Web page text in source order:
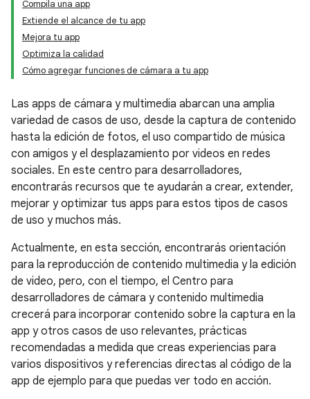
Compila una app
Extiende el alcance de tu app
Mejora tu app
Optimiza la calidad
Cómo agregar funciones de cámara a tu app
Las apps de cámara y multimedia abarcan una amplia
variedad de casos de uso, desde la captura de contenido
hasta la edición de fotos, el uso compartido de música
con amigos y el desplazamiento por videos en redes
sociales. En este centro para desarrolladores,
encontrarás recursos que te ayudarán a crear, extender,
mejorar y optimizar tus apps para estos tipos de casos
de uso y muchos más.
Actualmente, en esta sección, encontrarás orientación
para la reproducción de contenido multimedia y la edición
de video, pero, con el tiempo, el Centro para
desarrolladores de cámara y contenido multimedia
crecerá para incorporar contenido sobre la captura en la
app y otros casos de uso relevantes, prácticas
recomendadas a medida que creas experiencias para
varios dispositivos y referencias directas al código de la
app de ejemplo para que puedas ver todo en acción.